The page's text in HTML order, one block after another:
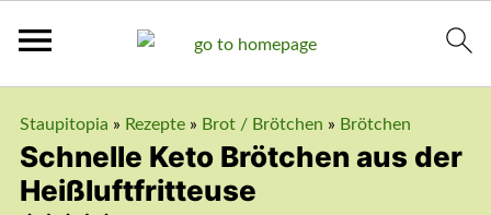
Staupitopia » Rezepte» Brot / Brötchen » Brötchen
Schnelle Keto Brötchen aus der
Heißluftfritteuse